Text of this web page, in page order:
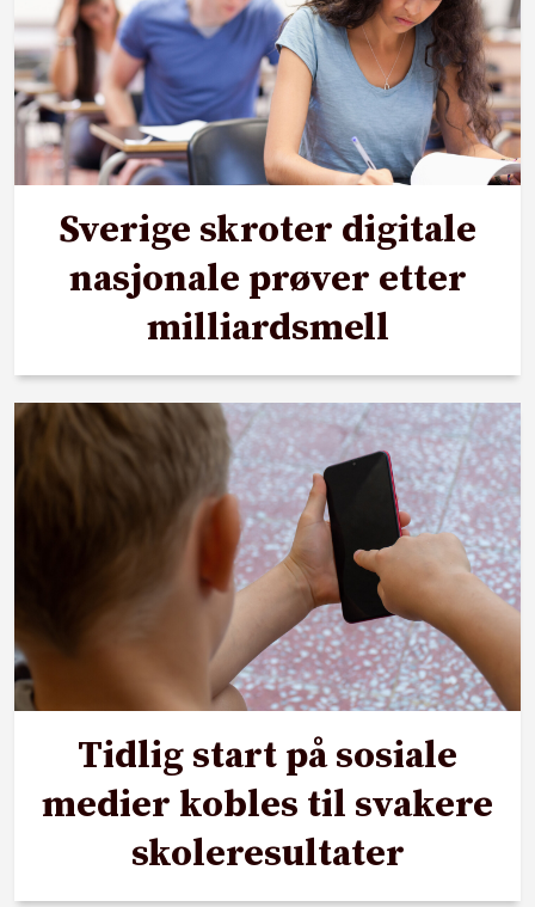
Sverige skroter digitale
nasjonale prøver etter
milliardsmell
Tidlig start på sosiale
medier kobles til svakere
skoleresultater